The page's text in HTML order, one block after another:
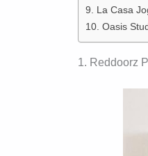
9. La Casa
10. Oasis
1. Reddoorz